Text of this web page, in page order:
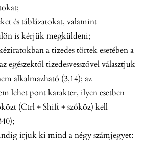
és táblázatokat, valamint
is kérjük megküldeni;
a tizedes törtek esetében a
egészektől tizedesvesszővel választjuk
alkalmazható (3,14); az
lehet pont karakter, ilyen esetben
(Ctrl + Shift + szóköz) kell
írjuk ki mind a négy számjegyet: